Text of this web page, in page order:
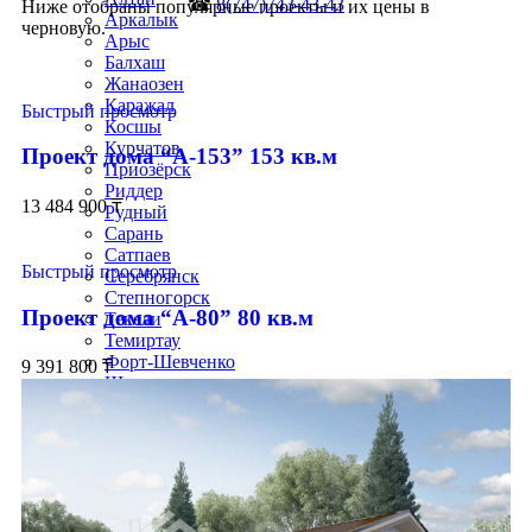
Аркалык
Арыс
Балхаш
Жанаозен
Каражал
Косшы
Курчатов
Приозёрск
Риддер
Рудный
Сарань
Сатпаев
Серебрянск
Степногорск
Текели
Темиртау
Форт-Шевченко
Шар
☎8(747)743-43-43
Ниже отобраны популярные проекты и их цены в
черновую.
Быстрый просмотр
Проект дома “А-153” 153 кв.м
13 484 900₸
Быстрый просмотр
Проект дома “А-80” 80 кв.м
9 391 800 ₸